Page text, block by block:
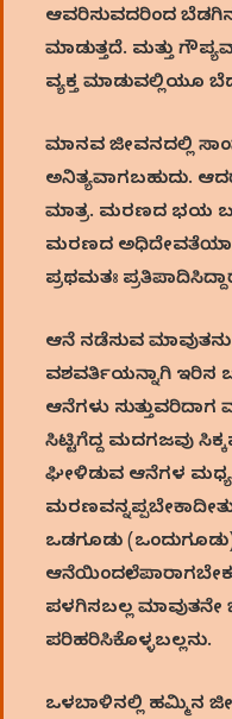
ಆವರಿಸುವದರಿಂದ
ಮಾಡುತ್ತದೆ. ಮತ್ತು
ವ್ಯಕ್ತ ಮಾಡುವಲ್ಲಿಯೂ
ಮಾನವ ಜೀವನದಲ್ಲಿ
ಅನಿತ್ಯವಾಗಬಹುದು.
ಮಾತ್ರ. ಮರಣದ ಭಯ
ಮರಣದ
ಪ್ರಥಮತಃ
ಆನೆ ನಡೆಸುವ ಮಾವುತನು
ವಶವರ್ತಿಯನ್ನಾಗಿ ಇರಿಸ
ಆನೆಗಳು ಸುತ್ತುವರಿದಾಗ
ಸಿಟ್ಟಿಗೆದ್ದ ಮದಗಜವು
ಘೀಳಿಡುವ ಆನೆಗಳ
ಒಡಗೂಡು (ಒಂದುಗೂಡು)
ಆನೆಯಿಂದಲೇ
ಪಳಗಿಸಬಲ್ಲ ಮಾವುತನೇ
ಪರಿಹರಿಸಿಕೊಳ್ಳಬಲ್ಲನು.
ಒಳಬಾಳಿನಲ್ಲಿ ಹಮ್ಮಿನ